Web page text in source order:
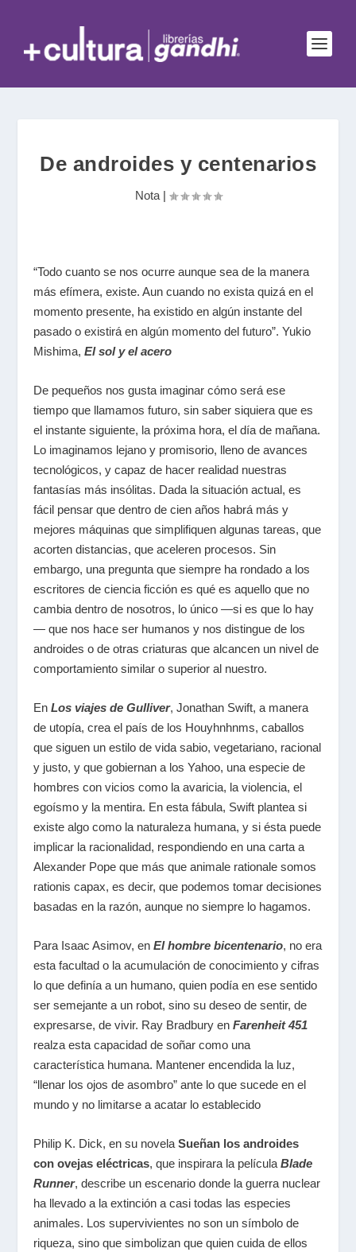
De androides y centenarios
Nota|
“Todo cuanto se nos ocurre aunque sea de la manera
más efímera, existe. Aun cuando no exista quizá en el
momento presente, ha existido en algún instante del
pasado o existirá en algún momento del futuro”. Yukio
Mishima,El sol y el acero
De pequeños nos gusta imaginar cómo será ese
tiempo que llamamos futuro, sin saber siquiera que es
el instante siguiente, la próxima hora, el día de mañana.
Lo imaginamos lejano y promisorio, lleno de avances
tecnológicos, y capaz de hacer realidad nuestras
fantasías más insólitas. Dada la situación actual, es
fácil pensar que dentro de cien años habrá más y
mejores máquinas que simplifiquen algunas tareas, que
acorten distancias, que aceleren procesos. Sin
embargo, una pregunta que siempre ha rondado a los
escritores de ciencia ficción es qué es aquello que no
cambia dentro de nosotros, lo único —si es que lo hay
— que nos hace ser humanos y nos distingue de los
androides o de otras criaturas que alcancen un nivel de
comportamiento similar o superior al nuestro.
EnLos viajes de Gulliver, Jonathan Swift, a manera
de utopía, crea el país de los Houyhnhnms, caballos
que siguen un estilo de vida sabio, vegetariano, racional
y justo, y que gobiernan a los Yahoo, una especie de
hombres con vicios como la avaricia, la violencia, el
egoísmo y la mentira. En esta fábula, Swift plantea si
existe algo como la naturaleza humana, y si ésta puede
implicar la racionalidad, respondiendo en una carta a
Alexander Pope que más que animale rationale somos
rationis capax, es decir, que podemos tomar decisiones
basadas en la razón, aunque no siempre lo hagamos.
Para Isaac Asimov, enEl hombre bicentenario, no era
esta facultad o la acumulación de conocimiento y cifras
lo que definía a un humano, quien podía en ese sentido
ser semejante a un robot, sino su deseo de sentir, de
expresarse, de vivir. Ray Bradbury enFarenheit 451
realza esta capacidad de soñar como una
característica humana. Mantener encendida la luz,
“llenar los ojos de asombro” ante lo que sucede en el
mundo y no limitarse a acatar lo establecido
Philip K. Dick, en su novela Sueñan los androides
con ovejas eléctricas, que inspirara la películaBlade
Runner, describe un escenario donde la guerra nuclear
ha llevado a la extinción a casi todas las especies
animales. Los supervivientes no son un símbolo de
riqueza, sino que simbolizan que quien cuida de ellos